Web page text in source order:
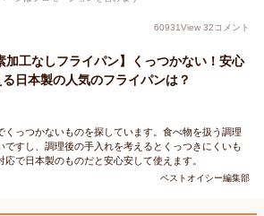
60931View 32コメント
加工なしフライパン】くっつかない！安心
る日本製の人気のフライパンは？
くっつかないものを探しています。食べ物を扱う調理
ですし、調理後の手入れを考えるとくっつきにくいも
で日本製のものだと安心安して使えます。
ベストオイシー編集部